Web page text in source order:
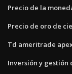
Precio de la
Precio de oro de
Td ameritrade
Inversión y gestión